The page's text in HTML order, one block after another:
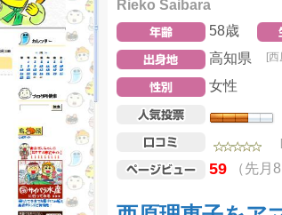
Rieko Saibara
58歳
高知県 [
女性
59 （先月8